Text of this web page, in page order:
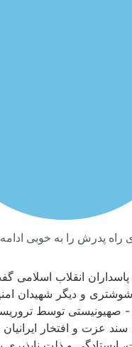
پدرش را به خوبی ادامه داد